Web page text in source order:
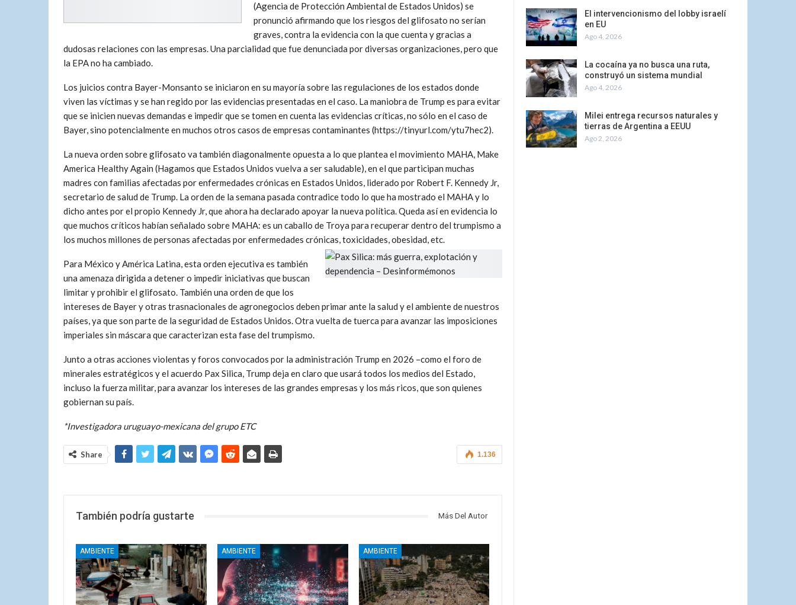
(Agencia de Protección Ambiental de Estados Unidos) se
pronunció afirmando que los riesgos del glifosato no serían
graves, contra la evidencia con la que cuenta y gracias a
dudosas relaciones con las empresas. Una parcialidad que fue denunciada por diversas organizaciones, pero que
la EPA no ha cambiado.
Los juicios contra Bayer-Monsanto se iniciaron en su mayoría sobre las regulaciones de los estados donde
viven las víctimas y se han regido por las evidencias presentadas en el caso. La maniobra de Trump es para evitar
que se inicien nuevas demandas e impedir que se tomen en cuenta las evidencias críticas, no sólo en el caso de
Bayer, sino potencialmente en muchos otros casos de empresas contaminantes (https://tinyurl.com/ytu7hec2).
La nueva orden sobre glifosato va también diagonalmente opuesta a lo que plantea el movimiento MAHA, Make
America Healthy Again (Hagamos que Estados Unidos vuelva a ser saludable), en el que participan muchas
madres con familias afectadas por enfermedades crónicas en Estados Unidos, liderado por Robert F. Kennedy Jr,
secretario de salud de Trump. La orden de la semana pasada contradice todo lo que ha mostrado el MAHA y lo
dicho antes por el propio Kennedy Jr, que ahora ha declarado apoyar la nueva política. Queda así en evidencia lo
que muchos críticos habían señalado sobre MAHA: es un caballo de Troya para recuperar dentro del trumpismo a
los muchos millones de personas afectadas por enfermedades crónicas, toxicidades, obesidad, etc.
Para México y América Latina, esta orden ejecutiva es también
una amenaza dirigida a detener o impedir iniciativas que buscan
limitar y prohibir el glifosato. También una orden de que los
intereses de Bayer y otras trasnacionales de agronegocios deben primar ante la salud y el ambiente de nuestros
países, ya que son parte de la seguridad de Estados Unidos. Otra vuelta de tuerca para avanzar las imposiciones
imperiales sin máscara que caracterizan esta fase del trumpismo.
Junto a otras acciones violentas y foros convocados por la administración Trump en 2026 –como el foro de
minerales estratégicos y el acuerdo Pax Silica, Trump deja en claro que usará todos los medios del Estado,
incluso la fuerza militar, para avanzar los intereses de las grandes empresas y los más ricos, que son quienes
gobiernan su país.
*Investigadora uruguayo-mexicana del grupo ETC
1.136
Share
También podría gustarte Más Del Autor
AMBIENTE AMBIENTE AMBIENTE
El intervencionismo del lobby israelí
en EU
Ago 4, 2026
La cocaína ya no busca una ruta,
construyó un sistema mundial
Ago 4, 2026
Milei entrega recursos naturales y
tierras de Argentina a EEUU
Ago 2, 2026